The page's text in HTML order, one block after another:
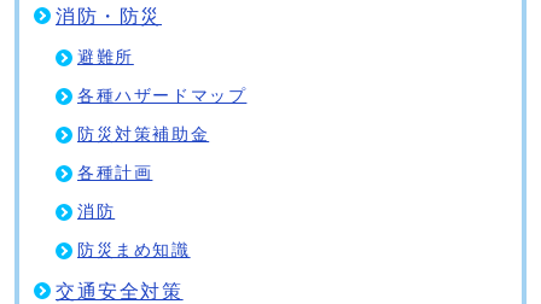
消防・防災
避難所
各種ハザードマップ
防災対策補助金
各種計画
消防
防災まめ知識
交通安全対策